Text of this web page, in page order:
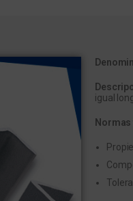
igual